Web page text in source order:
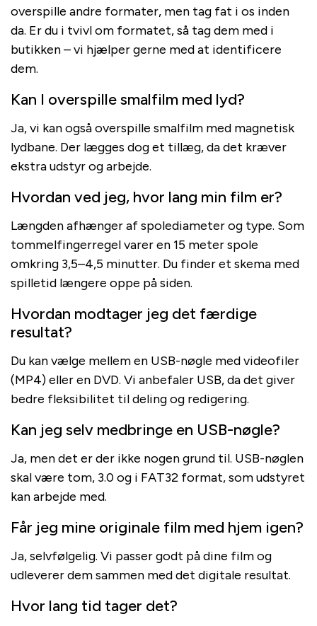
overspille andre formater, men tag fat i os inden
da. Er du i tvivl om formatet, så tag dem med i
butikken – vi hjælper gerne med at identificere
dem.
Kan I overspille smalfilm med lyd?
Ja, vi kan også overspille smalfilm med magnetisk
lydbane. Der lægges dog et tillæg, da det kræver
ekstra udstyr og arbejde.
Hvordan ved jeg, hvor lang min film er?
Længden afhænger af spolediameter og type. Som
tommelfingerregel varer en 15 meter spole
omkring 3,5–4,5 minutter. Du finder et skema med
spilletid længere oppe på siden.
Hvordan modtager jeg det færdige
resultat?
Du kan vælge mellem en USB-nøgle med videofiler
(MP4) eller en DVD. Vi anbefaler USB, da det giver
bedre fleksibilitet til deling og redigering.
Kan jeg selv medbringe en USB-nøgle?
Ja, men det er der ikke nogen grund til. USB-nøglen
skal være tom, 3.0 og i FAT32 format, som udstyret
kan arbejde med.
Får jeg mine originale film med hjem igen?
Ja, selvfølgelig. Vi passer godt på dine film og
udleverer dem sammen med det digitale resultat.
Hvor lang tid tager det?